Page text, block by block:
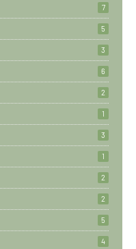
7
5
3
6
2
1
3
1
2
2
5
4